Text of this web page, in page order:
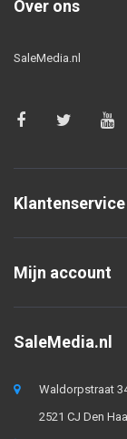
Over ons
SaleMedia.nl
Klantenservice
Mijn account
SaleMedia.nl
Waldorpstraat
2521 CJ Den